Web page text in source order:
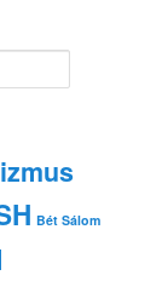
Bét Sálom